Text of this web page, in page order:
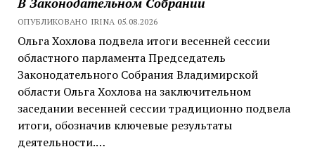
ОПУБЛИКОВАНО IRINA 05.08.2026
Ольга Хохлова подвела итоги весенней сессии
областного парламента Председатель
Законодательного Собрания Владимирской
области Ольга Хохлова на заключительном
заседании весенней сессии традиционно подвела
итоги, обозначив ключевые результаты
деятельности.…